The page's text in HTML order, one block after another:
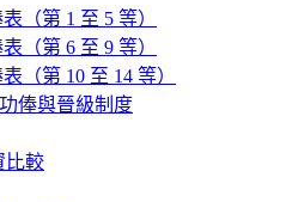
（第 1 至 5 等）
（第 6 至 9 等）
（第 10 至 14 等）
俸與晉級制度
比較